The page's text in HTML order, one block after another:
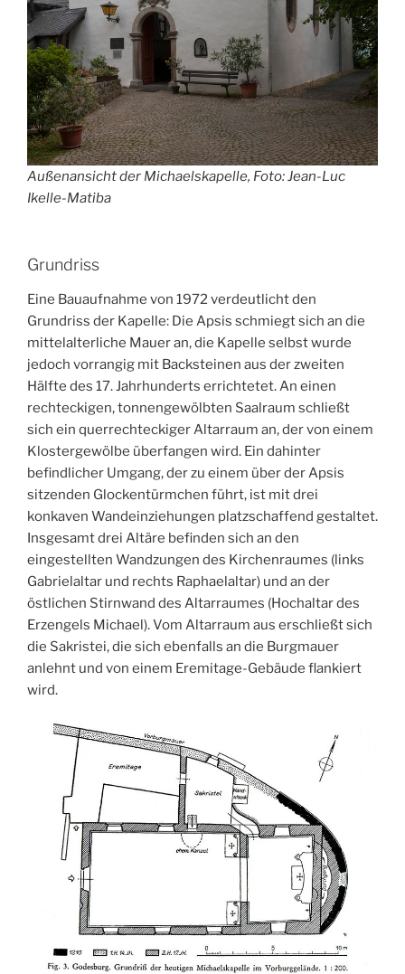
Außenansicht der Michaelskapelle, Foto: Jean-Luc
Ikelle-Matiba
Grundriss
Eine Bauaufnahme von 1972 verdeutlicht den
Grundriss der Kapelle: Die Apsis schmiegt sich an die
mittelalterliche Mauer an, die Kapelle selbst wurde
jedoch vorrangig mit Backsteinen aus der zweiten
Hälfte des 17. Jahrhunderts errichtetet. An einen
rechteckigen, tonnengewölbten Saalraum schließt
sich ein querrechteckiger Altarraum an, der von einem
Klostergewölbe überfangen wird. Ein dahinter
befindlicher Umgang, der zu einem über der Apsis
sitzenden Glockentürmchen führt, ist mit drei
konkaven Wandeinziehungen platzschaffend gestaltet.
Insgesamt drei Altäre befinden sich an den
eingestellten Wandzungen des Kirchenraumes (links
Gabrielaltar und rechts Raphaelaltar) und an der
östlichen Stirnwand des Altarraumes (Hochaltar des
Erzengels Michael). Vom Altarraum aus erschließt sich
die Sakristei, die sich ebenfalls an die Burgmauer
anlehnt und von einem Eremitage-Gebäude flankiert
wird.